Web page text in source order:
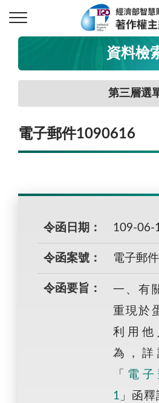
資料檢
第三層選
電子郵件1090616
令函日期： 109-06-
令函案號： 電子郵
令函要旨：
一、有
重現於
利用他
為，詳
「 電子
1 」函